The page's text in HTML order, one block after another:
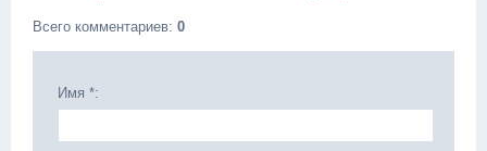
Всего комментариев: 0
Имя *: